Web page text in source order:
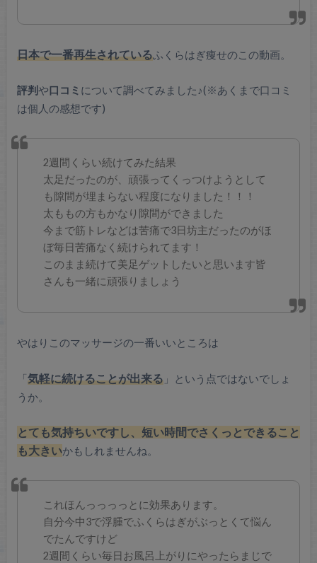
日本で一番再生されているふくらはぎ痩せのこの動画。
評判や口コミ について調べてみました♪(※あくまで口コミ
は個人の感想です)
2週間くらい続けてみた結果
太足だったのが、頑張ってくっつけようとして
も隙間が埋まらない程度になりました！！！
太ももの方もかなり隙間ができました
今まで筋トレなどは苦痛で3日坊主だったのがほ
ぼ毎日苦痛なく続けられてます！
このまま続けて美足ゲットしたいと思います皆
さんも一緒に頑張りましょう
やはりこのマッサージの一番いいところは
「気軽に続けることが出来る」という点ではないでしょ
うか。
とても気持ちいですし、短い時間でさくっとできること
も大きいかもしれませんね。
これほんっっっっとに効果あります。
自分今中3で浮腫でふくらはぎがぶっとくて悩ん
でたんですけど
2週間くらい毎日お風呂上がりにやったらまじで